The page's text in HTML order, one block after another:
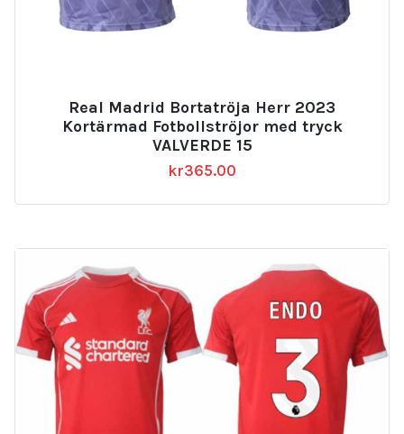
Real Madrid Bortatröja Herr 2023
Kortärmad Fotbollströjor med tryck
VALVERDE 15
kr365.00